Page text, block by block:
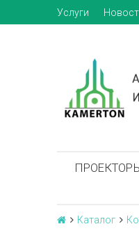
Услуги
Каталог